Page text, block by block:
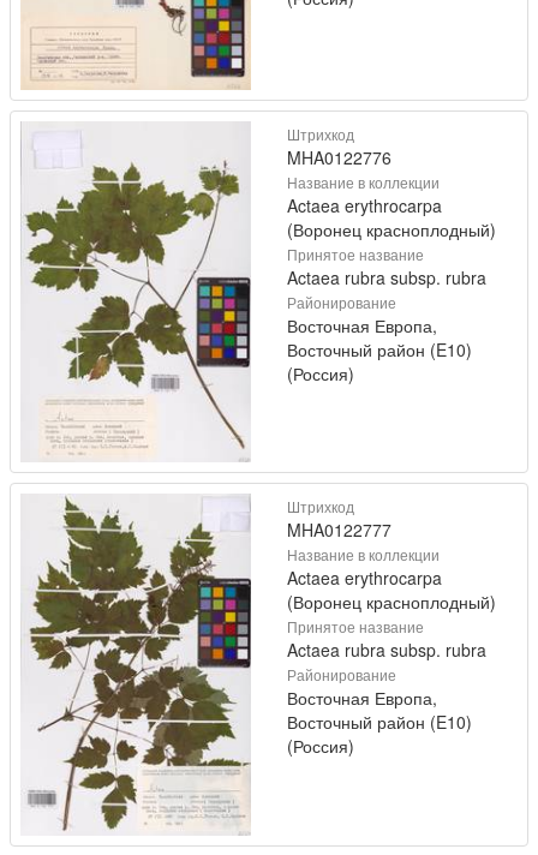
Штрихкод
MHA0122776
Название в коллекции
Actaea erythrocarpa
(Воронец красноплодный)
Принятое название
Actaea rubra subsp. rubra
Районирование
Восточная Европа,
Восточный район (E10)
(Россия)
Штрихкод
MHA0122777
Название в коллекции
Actaea erythrocarpa
(Воронец красноплодный)
Принятое название
Actaea rubra subsp. rubra
Районирование
Восточная Европа,
Восточный район (E10)
(Россия)